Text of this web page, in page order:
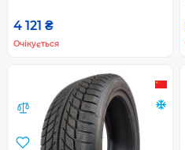
4 121 ₴
Очікується